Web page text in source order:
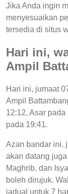
Jika Anda ingin
menyesuaikan
tersedia di situs
Hari ini,
Ampil
Hari ini, jumaat
Ampil
12:12, Asar
pada 19:41.
Azan bandar ini,
akan datang
Maghrib, dan
boleh dirujuk.
jadual untuk 7